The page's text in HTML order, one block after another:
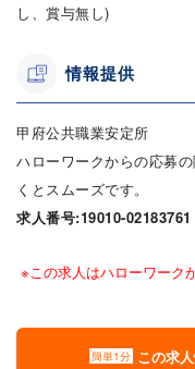
し、賞与無し)
情報提供
甲府公共職業安定所
ハローワークからの応募
くとスムーズです。
求人番号:19010-02183761
※この求人はハローワーク
簡単1分 この求